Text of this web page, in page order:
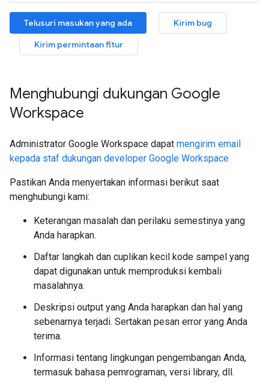
Telusuri masukan yang ada
Kirim bug
Kirim permintaan fitur
Menghubungi dukungan Google
Workspace
Administrator Google Workspace dapat mengirim email
kepada staf dukungan developer Google Workspace
Pastikan Anda menyertakan informasi berikut saat
menghubungi kami:
Keterangan masalah dan perilaku semestinya yang
Anda harapkan.
Daftar langkah dan cuplikan kecil kode sampel yang
dapat digunakan untuk memproduksi kembali
masalahnya.
Deskripsi output yang Anda harapkan dan hal yang
sebenarnya terjadi. Sertakan pesan error yang Anda
terima.
Informasi tentang lingkungan pengembangan Anda,
termasuk bahasa pemrograman, versi library, dll.